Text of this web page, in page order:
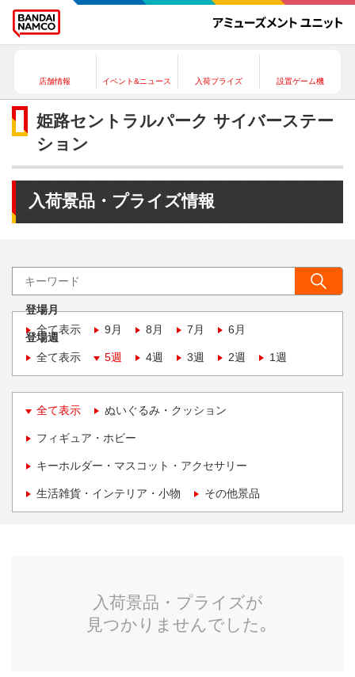
店舗情報 イベント&ニュース 入荷プライズ 設置ゲーム機
姫路セントラルパーク サイバーステー
ション
入荷景品・プライズ情報
登場月
全て表示
9月 8月 7月 6月
登場週
全て表示
5週 4週 3週 2週 1週
全て表示 ぬいぐるみ・クッション
フィギュア・ホビー
キーホルダー・マスコット・アクセサリー
生活雑貨・インテリア・小物 その他景品